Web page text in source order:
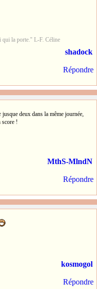
qui la porte." L-F. Céline
shadock
Répondre
deux dans la même journée,
score !
MthS-MlndN
Répondre
kosmogol
Répondre